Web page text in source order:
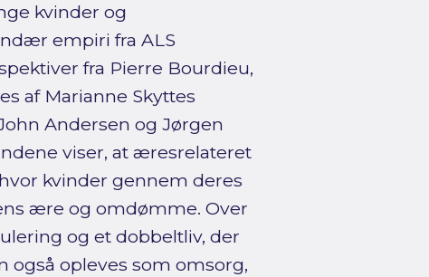
kvinder og
empiri fra ALS
fra Pierre Bourdieu,
af Marianne Skyttes
Andersen og Jørgen
viser, at æresrelateret
kvinder gennem deres
ære og omdømme. Over
og et dobbeltliv, der
opleves som omsorg,